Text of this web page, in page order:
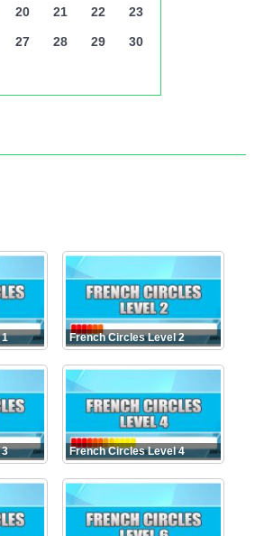
20 21 22 23
27 28 29 30
French Circles Level 2
French Circles Level 4